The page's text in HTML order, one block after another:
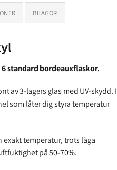
BILAGOR
standard bordeauxflaskor.
av 3-lagers glas med UV-skydd. I
som låter dig styra temperatur
temperatur, trots låga
på 50-70%.